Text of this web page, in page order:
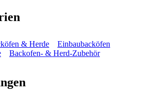
& Herde
Einbaubacköfen
Backofen- & Herd-Zubehör